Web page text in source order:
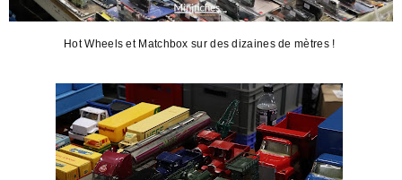
Hot Wheels et Matchbox sur des dizaines de mètres !